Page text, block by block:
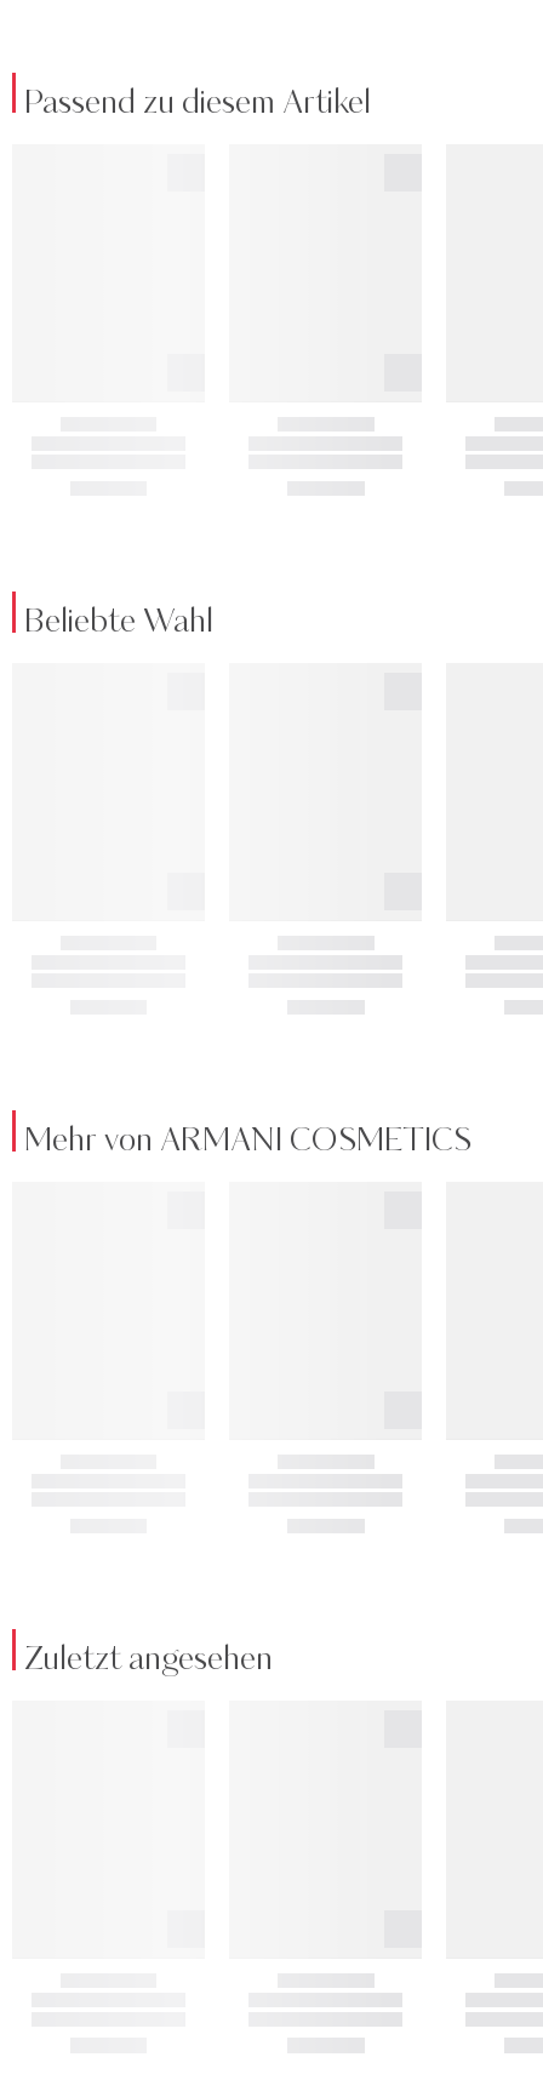
Passend zu diesem Artikel
Beliebte Wahl
Mehr von ARMANI COSMETICS
Zuletzt angesehen